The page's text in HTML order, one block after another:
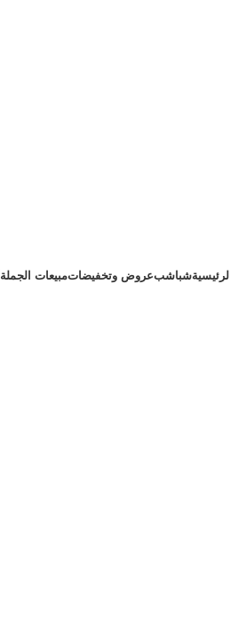
مبيعات الجملةعروض وتخفيضاتشباشبالرئيسية